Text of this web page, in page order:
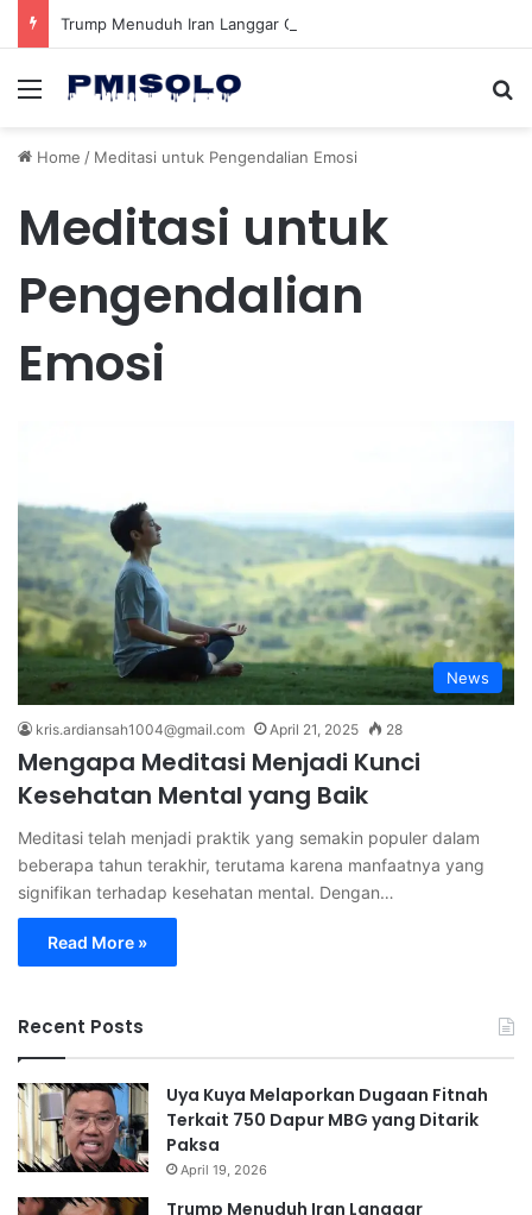
Menu
Home / Meditasi untuk Pengendalian Emosi
Meditasi untuk
Pengendalian
Emosi
News
kris.ardiansah1004@gmail.com April 21, 2025 28
Mengapa Meditasi Menjadi Kunci
Kesehatan Mental yang Baik
Meditasi telah menjadi praktik yang semakin populer dalam
beberapa tahun terakhir, terutama karena manfaatnya yang
signifikan terhadap kesehatan mental. Dengan…
Read More »
Recent Posts
Uya Kuya Melaporkan Dugaan Fitnah
Terkait 750 Dapur MBG yang Ditarik
Paksa
April 19, 2026
Trump Menuduh Iran Langgar